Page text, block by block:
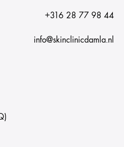
+316 28 77 98 44
info@skinclinicdamla.nl